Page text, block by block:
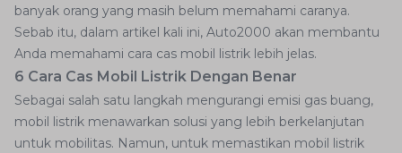
banyak orang yang masih belum memahami caranya.
Sebab itu, dalam artikel kali ini, Auto2000 akan membantu
Anda memahami cara cas mobil listrik lebih jelas.
6 Cara Cas Mobil Listrik Dengan Benar
Sebagai salah satu langkah mengurangi emisi gas buang,
mobil listrik menawarkan solusi yang lebih berkelanjutan
untuk mobilitas. Namun, untuk memastikan mobil listrik